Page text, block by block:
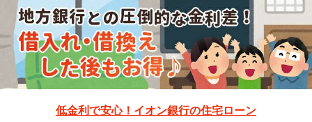
低金利で安心！イオン銀行の住宅ローン